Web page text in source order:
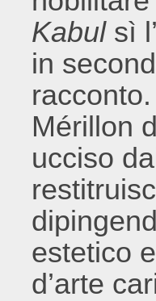
Kabul sì
in
Mérillon
ucciso
estetico
d’arte